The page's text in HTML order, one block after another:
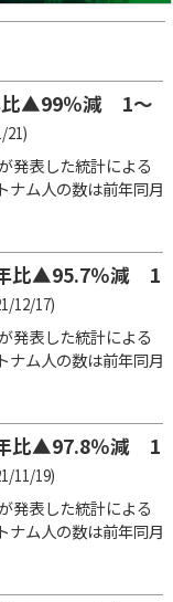
比▲99％減 1～
21)
発表した統計による
ナム人の数は前年同月
比▲95.7％減 1
12/17)
発表した統計による
ナム人の数は前年同月
比▲97.8％減 1
11/19)
発表した統計による
ナム人の数は前年同月